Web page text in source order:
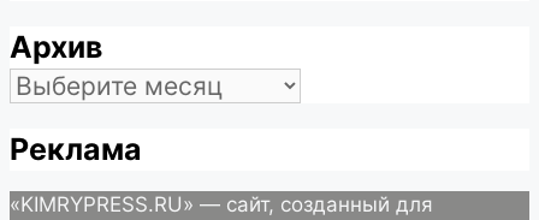
Архив
Архив
Реклама
«KIMRYPRESS.RU» — сайт, созданный для